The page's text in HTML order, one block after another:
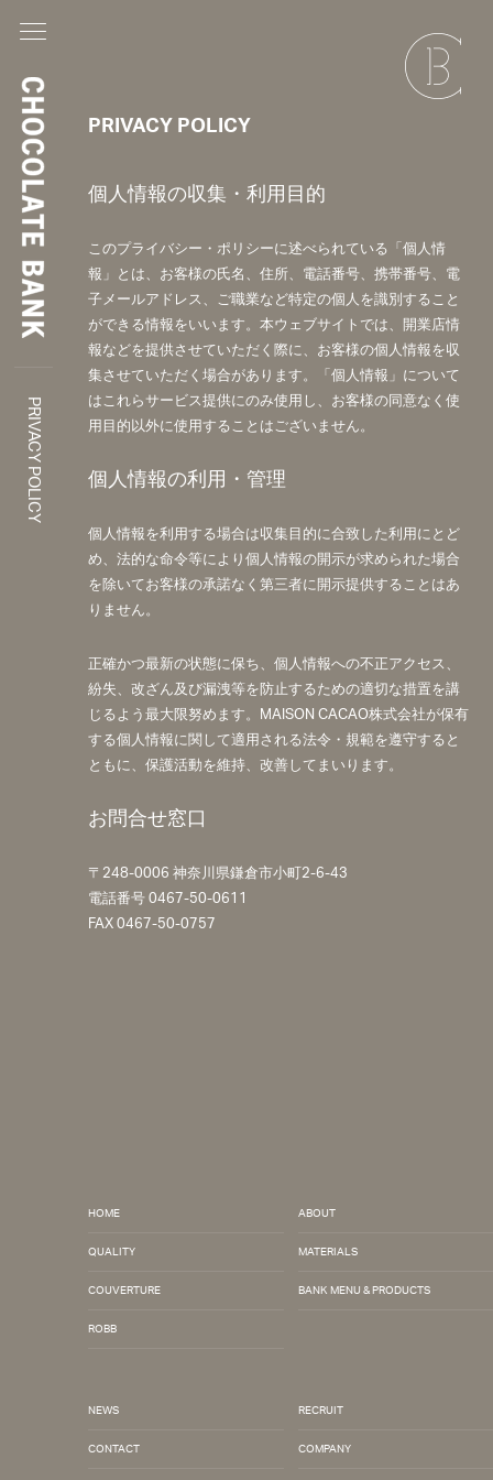
ABOUT
QUALITY
MATERIALS
COUVERTURE
FACEBOOK
SHINGO_ISHIHARA
PRIVACY POLICY
PRIVACY POLICY
個人情報の収集・利用目的
このプライバシー・ポリシーに述べられている「個人情
報」とは、お客様の氏名、住所、電話番号、携帯番号、電
子メールアドレス、ご職業など特定の個人を識別すること
ができる情報をいいます。本ウェブサイトでは、開業店情
報などを提供させていただく際に、お客様の個人情報を収
集させていただく場合があります。「個人情報」について
はこれらサービス提供にのみ使用し、お客様の同意なく使
用目的以外に使用することはございません。
個人情報の利用・管理
個人情報を利用する場合は収集目的に合致した利用にとど
め、法的な命令等により個人情報の開示が求められた場合
を除いてお客様の承諾なく第三者に開示提供することはあ
りません。
正確かつ最新の状態に保ち、個人情報への不正アクセス、
紛失、改ざん及び漏洩等を防止するための適切な措置を講
じるよう最大限努めます。MAISON CACAO株式会社が保有
する個人情報に関して適用される法令・規範を遵守すると
ともに、保護活動を維持、改善してまいります。
お問合せ窓口
〒248-0006 神奈川県鎌倉市小町2-6-43
電話番号 0467-50-0611
FAX 0467-50-0757
HOME ABOUT
QUALITY MATERIALS
COUVERTURE BANK MENU & PRODUCTS
ROBB
NEWS RECRUIT
CONTACT COMPANY